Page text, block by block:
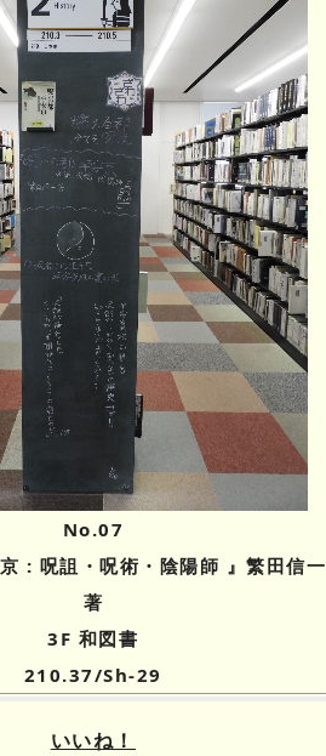
No.07
京 : 呪詛・呪術・陰陽師 』繁田信一
著
3F 和図書
210.37/Sh-29
いいね！